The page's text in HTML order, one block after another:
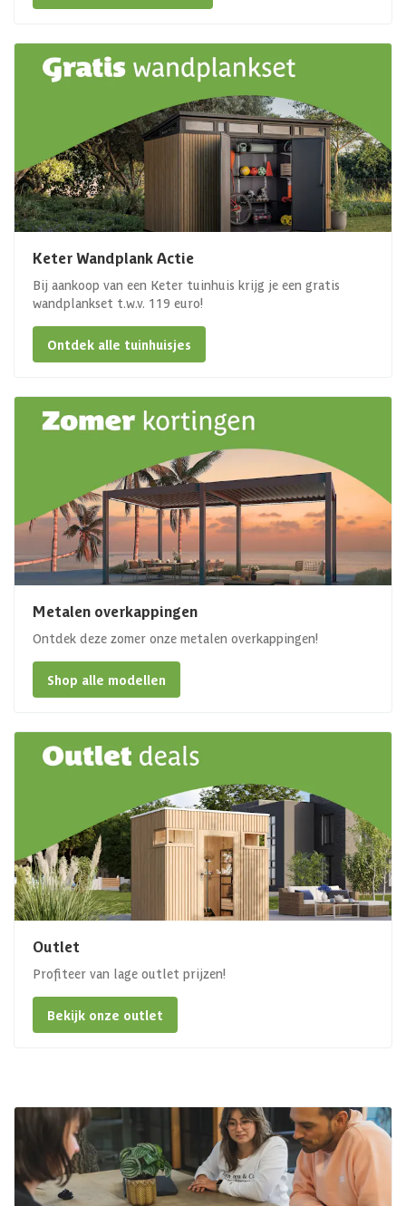
Keter Wandplank Actie
Bij aankoop van een Keter tuinhuis krijg je een gratis
wandplankset t.w.v. 119 euro!
Ontdek alle tuinhuisjes
Metalen overkappingen
Ontdek deze zomer onze metalen overkappingen!
Shop alle modellen
Outlet
Profiteer van lage outlet prijzen!
Bekijk onze outlet